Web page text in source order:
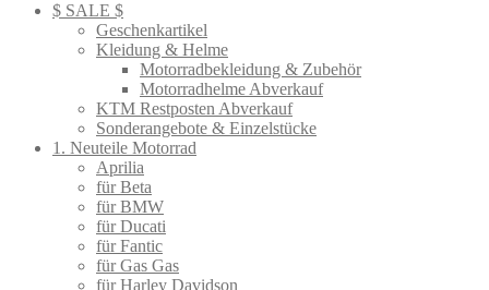
$ SALE $
Geschenkartikel
Kleidung & Helme
Motorradbekleidung & Zubehör
Motorradhelme Abverkauf
KTM Restposten Abverkauf
Sonderangebote & Einzelstücke
1. Neuteile Motorrad
Aprilia
für Beta
für BMW
für Ducati
für Fantic
für Gas Gas
für Harley Davidson